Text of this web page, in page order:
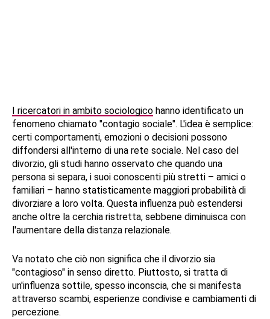
I ricercatori in ambito sociologico hanno identificato un
fenomeno chiamato "contagio sociale". L'idea è semplice:
certi comportamenti, emozioni o decisioni possono
diffondersi all'interno di una rete sociale. Nel caso del
divorzio, gli studi hanno osservato che quando una
persona si separa, i suoi conoscenti più stretti – amici o
familiari – hanno statisticamente maggiori probabilità di
divorziare a loro volta. Questa influenza può estendersi
anche oltre la cerchia ristretta, sebbene diminuisca con
l'aumentare della distanza relazionale.
Va notato che ciò non significa che il divorzio sia
"contagioso" in senso diretto. Piuttosto, si tratta di
un'influenza sottile, spesso inconscia, che si manifesta
attraverso scambi, esperienze condivise e cambiamenti di
percezione.